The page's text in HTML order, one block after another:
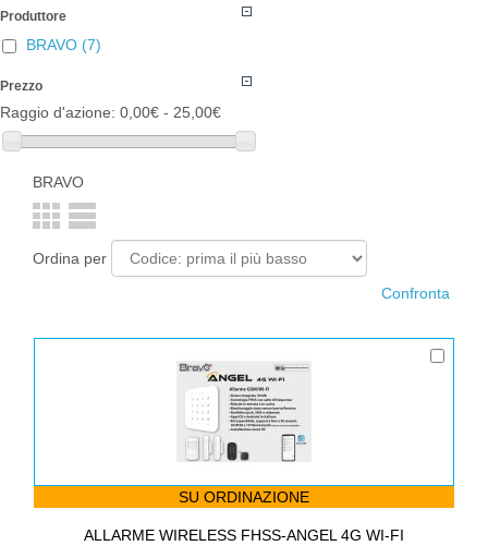
Produttore
BRAVO (7)
Prezzo
Raggio d'azione: 0,00€ - 25,00€
BRAVO
Ordina per
SU ORDINAZIONE
ALLARME WIRELESS FHSS-ANGEL 4G WI-FI